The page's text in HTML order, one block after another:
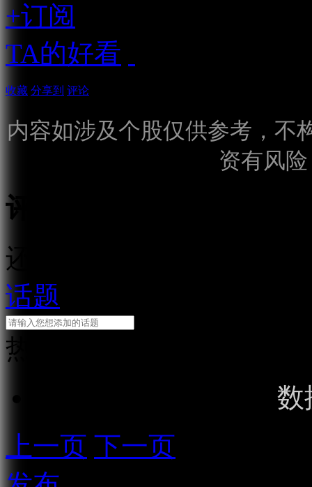
+订阅
TA的好看
收藏 分享到 评论
内容如涉及个股仅供参考，不
资有风
评论
还需输入10个字
话题
热门话题
数
上一页 下一页